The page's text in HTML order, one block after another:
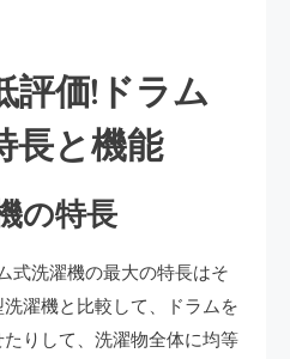
評価!ドラム
長と機能
の特長
式洗濯機の最大の特長はそ
濯機と比較して、ドラムを
りして、洗濯物全体に均等